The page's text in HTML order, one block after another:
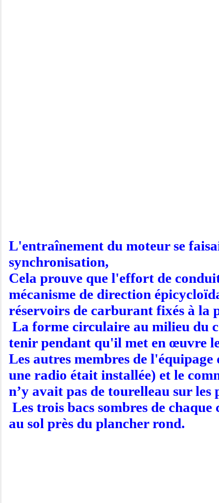
L'entraînement du moteur se
synchronisation,
Cela prouve que l'effort de
mécanisme de direction
réservoirs de carburant fixés à la
La forme circulaire au milieu du
tenir pendant qu'il met en œuvre
Les autres membres de
une radio était installée) et le
n’y avait pas de tourelleau sur les
Les trois bacs sombres de
au sol près du plancher rond.